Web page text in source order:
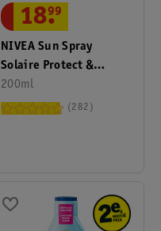
NIVEA Sun Spray
Solaire Protect &
Hydrate FPS30
200ml
18.
99
282